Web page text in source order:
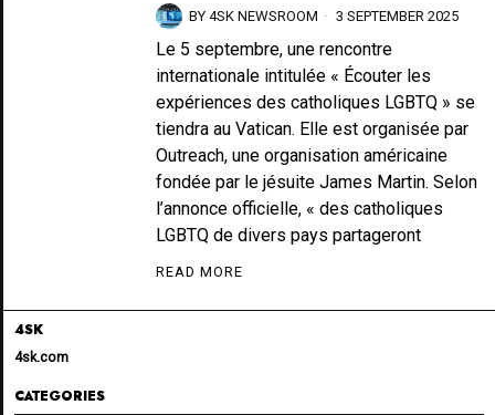
BY 4SK NEWSROOM 3 SEPTEMBER 2025
Le 5 septembre, une rencontre
internationale intitulée « Écouter les
expériences des catholiques LGBTQ » se
tiendra au Vatican. Elle est organisée par
Outreach, une organisation américaine
fondée par le jésuite James Martin. Selon
l’annonce officielle, « des catholiques
LGBTQ de divers pays partageront
READ MORE
4SK
4sk.com
CATEGORIES